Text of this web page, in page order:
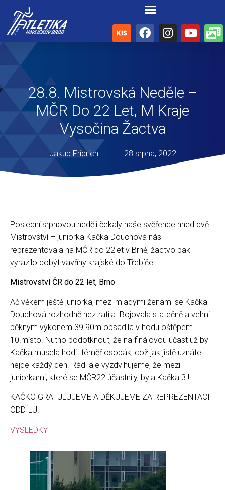
28.8. Mistrovská Neděle –
MČR Do 22 Let, M Kraje
Vysočina Žactva
Jakub Fridrich 28 srpna, 2022
Poslední srpnovou neděli čekaly naše svěřence hned dvě
Mistrovství – juniorka Kačka Douchová nás
reprezentovala na MČR do 22let v Brně, žactvo pak
vyrazilo dobýt vavříny krajské do Třebíče.
Mistrovství ČR do 22 let, Brno
Ač věkem ještě juniorka, mezi mladými ženami se Kačka
Douchová rozhodně neztratila. Bojovala statečně a velmi
pěkným výkonem 39.90m obsadila v hodu oštěpem
10.místo. Nutno podotknout, že na finálovou účast už by
Kačka musela hodit téměř osobák, což jak jistě uznáte
nejde každý den. Rádi ale vyzdvihujeme, že mezi
juniorkami, které se MČR22 účastnily, byla Kačka 3.!
KAČKO GRATULUJEME A DĚKUJEME ZA REPREZENTACI
ODDÍLU!
VÝSLEDKY